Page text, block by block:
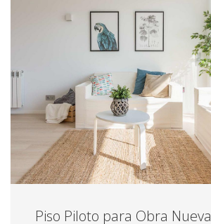
Piso Piloto para Obra Nueva